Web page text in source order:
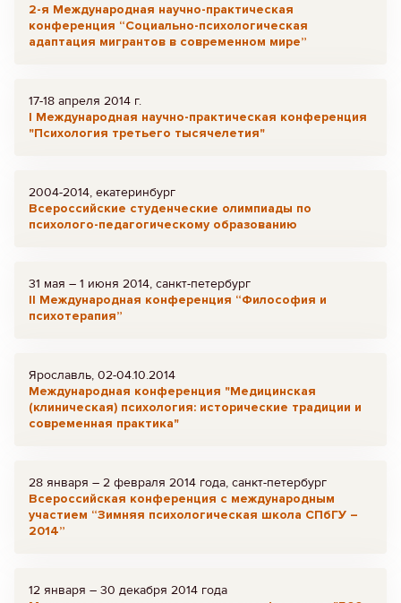
2-я Международная научно-практическая
конференция “Социально-психологическая
адаптация мигрантов в современном мире”
17-18 апреля 2014 г.
I Международная научно-практическая конференция
"Психология третьего тысячелетия"
2004-2014, екатеринбург
Всероссийские студенческие олимпиады по
психолого-педагогическому образованию
31 мая – 1 июня 2014, санкт-петербург
II Международная конференция “Философия и
психотерапия”
Ярославль, 02-04.10.2014
Международная конференция "Медицинская
(клиническая) психология: исторические традиции и
современная практика"
28 января – 2 февраля 2014 года, санкт-петербург
Всероссийская конференция с международным
участием “Зимняя психологическая школа СПбГУ –
2014”
12 января – 30 декабря 2014 года